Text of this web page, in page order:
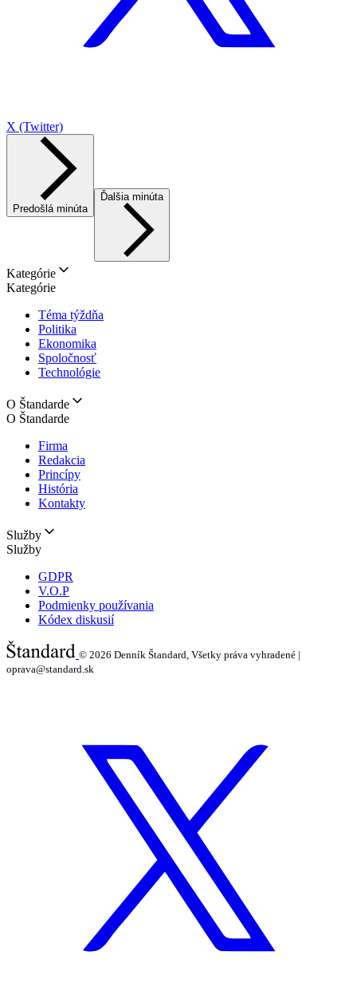
X (Twitter)
Predošlá minúta
Ďalšia minúta
Kategórie
Kategórie
Téma týždňa
Politika
Ekonomika
Spoločnosť
Technológie
O Štandarde
O Štandarde
Firma
Redakcia
Princípy
História
Kontakty
Služby
Služby
GDPR
V.O.P
Podmienky používania
Kódex diskusií
© 2026 Denník Štandard, Všetky práva vyhradené |
oprava@standard.sk